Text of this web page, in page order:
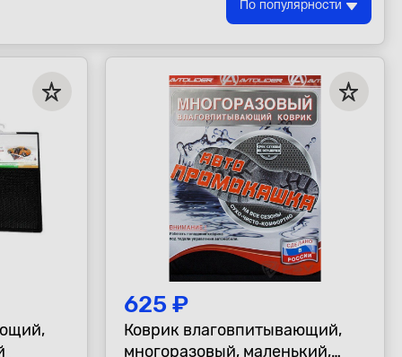
По популярности
625 ₽
Коврик влаговпитывающий,
многоразовый, маленький,